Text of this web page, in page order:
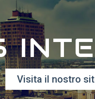
Visita il nostro